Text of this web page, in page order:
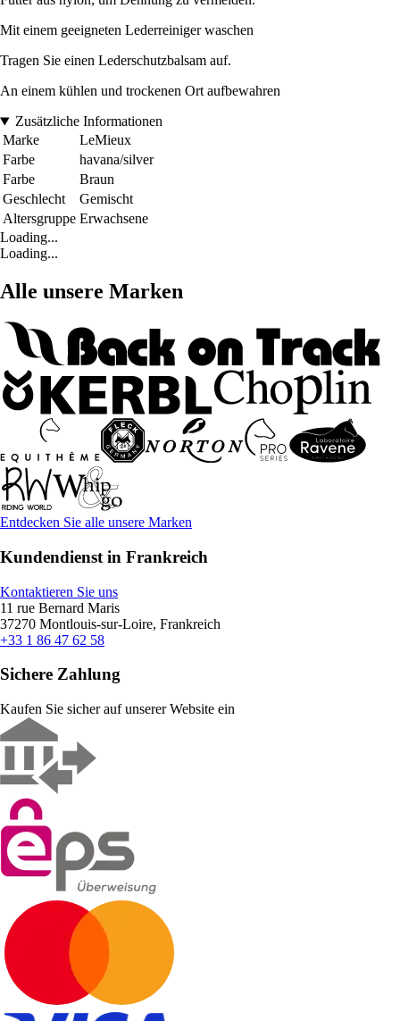
Mit einem geeigneten Lederreiniger waschen
Tragen Sie einen Lederschutzbalsam auf.
An einem kühlen und trockenen Ort aufbewahren
Zusätzliche Informationen
Marke
LeMieux
Farbe
havana/silver
Farbe
Braun
Geschlecht
Gemischt
Altersgruppe Erwachsene
Loading...
Loading...
Alle unsere Marken
Entdecken Sie alle unsere Marken
Kundendienst in Frankreich
Kontaktieren Sie uns
11 rue Bernard Maris
37270 Montlouis-sur-Loire, Frankreich
+33 1 86 47 62 58
Sichere Zahlung
Kaufen Sie sicher auf unserer Website ein